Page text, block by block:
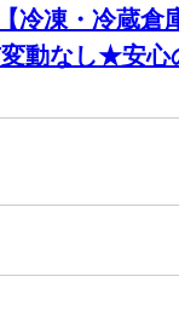
冷凍・冷蔵倉
動なし★安心